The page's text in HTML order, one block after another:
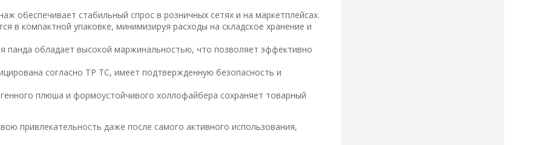
обеспечивает стабильный спрос в розничных сетях и на маркетплейсах.
в компактной упаковке, минимизируя расходы на складское хранение и
панда обладает высокой маржинальностью, что позволяет эффективно
согласно ТР ТС, имеет подтвержденную безопасность и
плюша и формоустойчивого холлофайбера сохраняет товарный
привлекательность даже после самого активного использования,